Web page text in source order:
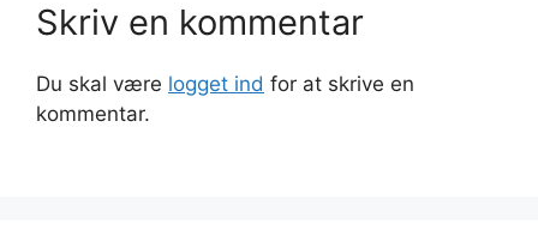
Skriv en kommentar
Du skal være logget ind for at skrive en
kommentar.